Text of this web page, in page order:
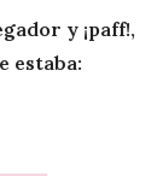
y ¡paff!,
estaba: